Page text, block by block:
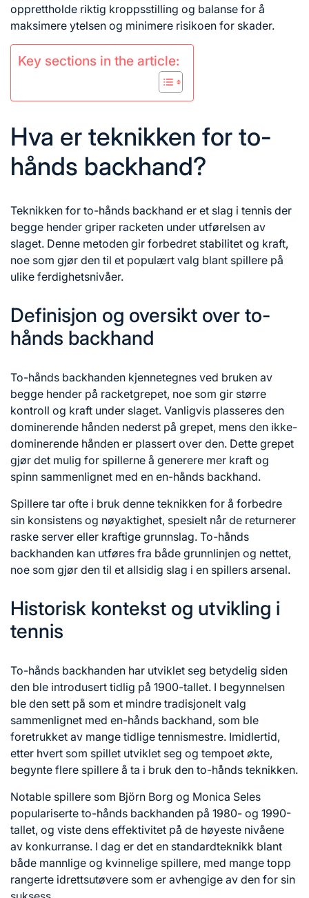
opprettholde riktig kroppsstilling og balanse for å
maksimere ytelsen og minimere risikoen for skader.
Key sections in the article:
Hva er teknikken for to-
hånds backhand?
Teknikken for to-hånds backhand er et slag i tennis der
begge hender griper racketen under utførelsen av
slaget. Denne metoden gir forbedret stabilitet og kraft,
noe som gjør den til et populært valg blant spillere på
ulike ferdighetsnivåer.
Definisjon og oversikt over to-
hånds backhand
To-hånds backhanden kjennetegnes ved bruken av
begge hender på racketgrepet, noe som gir større
kontroll og kraft under slaget. Vanligvis plasseres den
dominerende hånden nederst på grepet, mens den ikke-
dominerende hånden er plassert over den. Dette grepet
gjør det mulig for spillerne å generere mer kraft og
spinn sammenlignet med en en-hånds backhand.
Spillere tar ofte i bruk denne teknikken for å forbedre
sin konsistens og nøyaktighet, spesielt når de returnerer
raske server eller kraftige grunnslag. To-hånds
backhanden kan utføres fra både grunnlinjen og nettet,
noe som gjør den til et allsidig slag i en spillers arsenal.
Historisk kontekst og utvikling i
tennis
To-hånds backhanden har utviklet seg betydelig siden
den ble introdusert tidlig på 1900-tallet. I begynnelsen
ble den sett på som et mindre tradisjonelt valg
sammenlignet med en-hånds backhand, som ble
foretrukket av mange tidlige tennismestre. Imidlertid,
etter hvert som spillet utviklet seg og tempoet økte,
begynte flere spillere å ta i bruk den to-hånds teknikken.
Notable spillere som Björn Borg og Monica Seles
populariserte to-hånds backhanden på 1980- og 1990-
tallet, og viste dens effektivitet på de høyeste nivåene
av konkurranse. I dag er det en standardteknikk blant
både mannlige og kvinnelige spillere, med mange topp
rangerte idrettsutøvere som er avhengige av den for sin